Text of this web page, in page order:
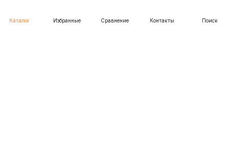
Каталог Избранные Сравнение Контакты Поиск